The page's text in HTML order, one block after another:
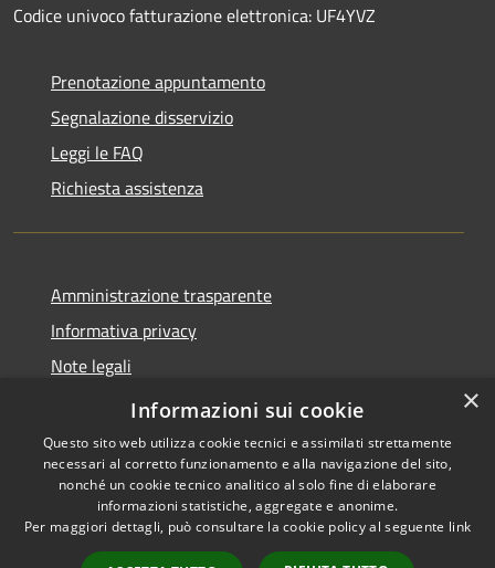
Codice univoco fatturazione elettronica: UF4YVZ
Prenotazione appuntamento
Segnalazione disservizio
Leggi le FAQ
Richiesta assistenza
Amministrazione trasparente
Informativa privacy
Note legali
Dichiarazione di accessibilità
Accessibilità
Copyright © 2026 • Comune di
Alanno • Powered by
×
Informazioni sui cookie
Questo sito web utilizza cookie tecnici e assimilati strettamente
necessari al corretto funzionamento e alla navigazione del sito,
nonché un cookie tecnico analitico al solo fine di elaborare
informazioni statistiche, aggregate e anonime.
Per maggiori dettagli, può consultare la cookie policy al seguente link